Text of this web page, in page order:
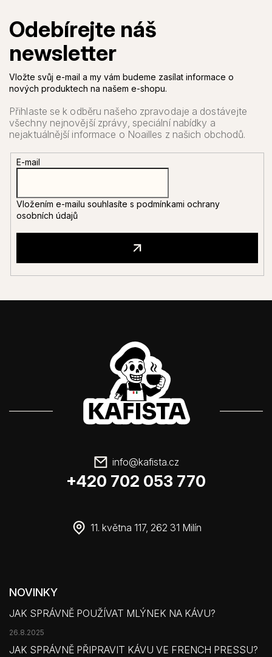
Vložte svůj e-mail a my vám budeme zasílat informace o
nových produktech na našem e-shopu.
E-mail
Vložením e-mailu souhlasíte s podmínkami ochrany
osobních údajů
info@kafista.cz
+420 702 053 770
11. května 117, 262 31 Milín
NOVINKY
JAK SPRÁVNĚ POUŽÍVAT MLÝNEK NA KÁVU?
26.8.2025
JAK SPRÁVNĚ PŘIPRAVIT KÁVU VE FRENCH PRESSU?